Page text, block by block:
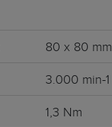
80 x 80 mm
3.000 min-1
1,3 Nm